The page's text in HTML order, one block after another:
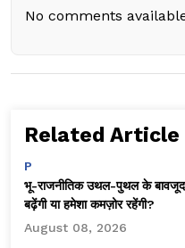
No comments
Related Article
P
भू-राजनीतिक उथल-पुथल के बावजूद
बढ़ेंगी या हमेशा कमज़ोर रहेंगी?
August 08, 2026